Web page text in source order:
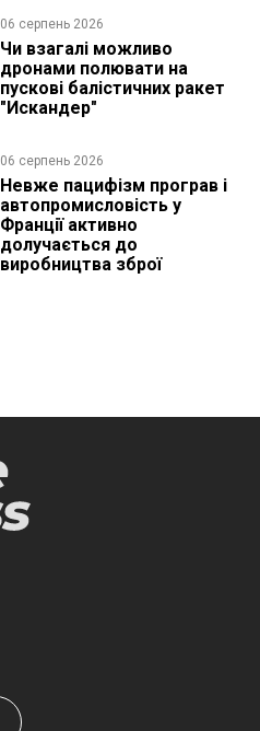
06 серпень 2026
Чи взагалі можливо
дронами полювати на
пускові балістичних ракет
"Искандер"
06 серпень 2026
Невже пацифізм програв і
автопромисловість у
Франції активно
долучається до
виробництва зброї